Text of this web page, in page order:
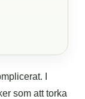
I
som att torka